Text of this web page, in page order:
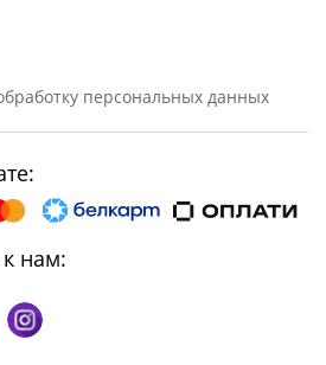
персональных данных
нам: